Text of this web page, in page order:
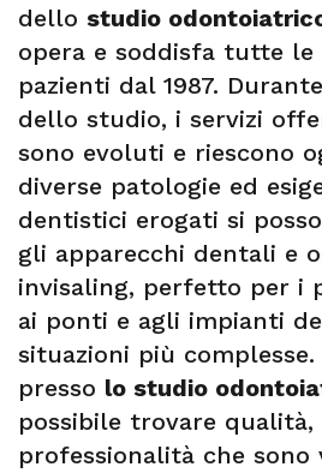
dello studio
opera e soddisfa tutte le
pazienti dal 1987.
dello studio, i servizi
sono evoluti e riescono
diverse patologie ed
dentistici erogati si
gli apparecchi dentali e
invisaling, perfetto per i
ai ponti e agli impianti
situazioni più complesse.
presso lo studio
possibile trovare qualità,
professionalità che sono